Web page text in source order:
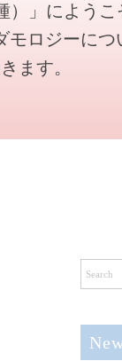
）」にようこ
ロジーにつ
ます。